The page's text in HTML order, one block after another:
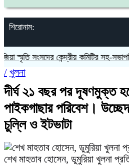
শিরোনাম:
সংসদের কেন্দ্রীয় কমিটির সহ-সভাপতি
/ খুলনা
দীর্ঘ ২১ বছর পর দূষণমুক্ত
পাইকগাছার পরিবেশ।
চুল্লি ও ইটভাটা
শেখ মাহতাব হোসেন, ডুমুরিয়া খুলনা